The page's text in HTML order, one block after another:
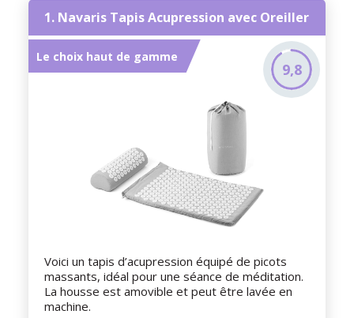
1. Navaris Tapis Acupression avec Oreiller
Le choix haut de gamme
9,8
Voici un tapis d’acupression équipé de picots
massants, idéal pour une séance de méditation.
La housse est amovible et peut être lavée en
machine.